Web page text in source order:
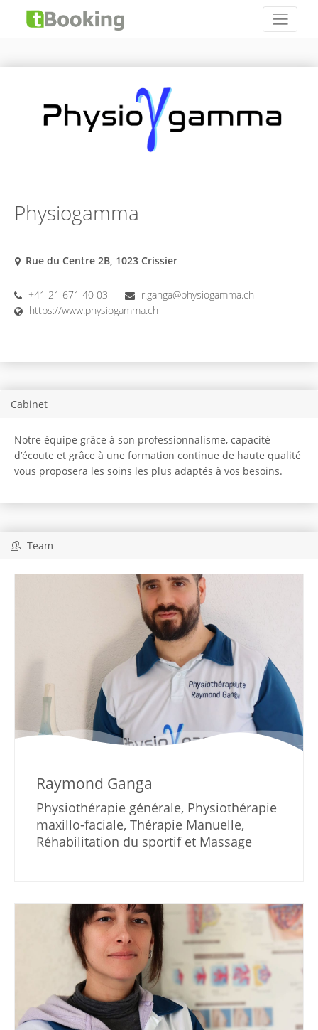
Physiogamma
Rue du Centre 2B, 1023 Crissier
+41 21 671 40 03
r.ganga@physiogamma.ch
https://www.physiogamma.ch
Cabinet
Notre équipe grâce à son professionnalisme, capacité
d’écoute et grâce à une formation continue de haute qualité
vous proposera les soins les plus adaptés à vos besoins.
Team
Raymond Ganga
Physiothérapie générale, Physiothérapie
maxillo-faciale, Thérapie Manuelle,
Réhabilitation du sportif et Massage